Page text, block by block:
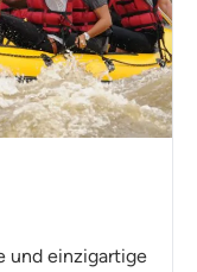
und einzigartige